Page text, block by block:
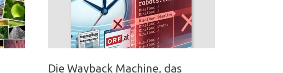
KI
UND
GOOGLE"
Die Wayback Machine, das